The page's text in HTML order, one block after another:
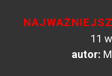
11
autor: